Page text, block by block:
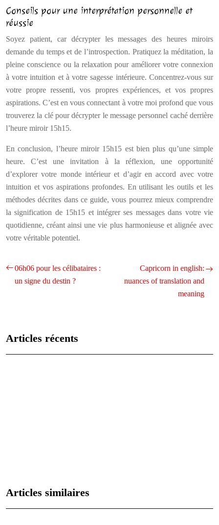
Conseils pour une interprétation personnelle et
réussie
Soyez patient, car décrypter les messages des heures miroirs
demande du temps et de l’introspection. Pratiquez la méditation, la
pleine conscience ou la relaxation pour améliorer votre connexion
à votre intuition et à votre sagesse intérieure. Concentrez-vous sur
votre propre ressenti, vos propres expériences, et vos propres
aspirations. C’est en vous connectant à votre moi profond que vous
trouverez la clé pour décrypter le message personnel caché derrière
l’heure miroir 15h15.
En conclusion, l’heure miroir 15h15 est bien plus qu’une simple
heure. C’est une invitation à la réflexion, une opportunité
d’explorer votre monde intérieur et d’agir en accord avec votre
intuition et vos aspirations profondes. En utilisant les outils et les
méthodes décrites dans ce guide, vous pourrez mieux comprendre
la signification de 15h15 et intégrer ses messages dans votre vie
quotidienne, créant ainsi une vie plus harmonieuse et alignée avec
votre véritable potentiel.
06h06 pour les célibataires :
un signe du destin ?
Capricorn in english:
nuances of translation and
meaning
Articles récents
Articles similaires